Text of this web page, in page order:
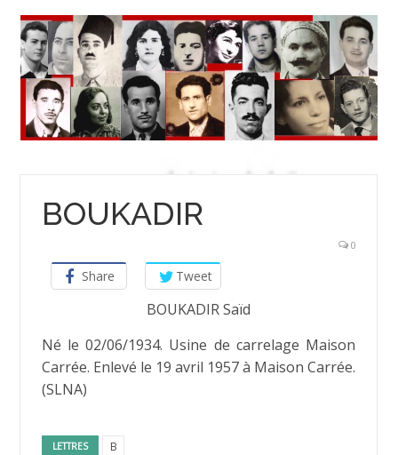
BOUKADIR
0
Share Tweet
BOUKADIR Saïd
Né le 02/06/1934. Usine de carrelage Maison
Carrée. Enlevé le 19 avril 1957 à Maison Carrée.
(SLNA)
LETTRES B